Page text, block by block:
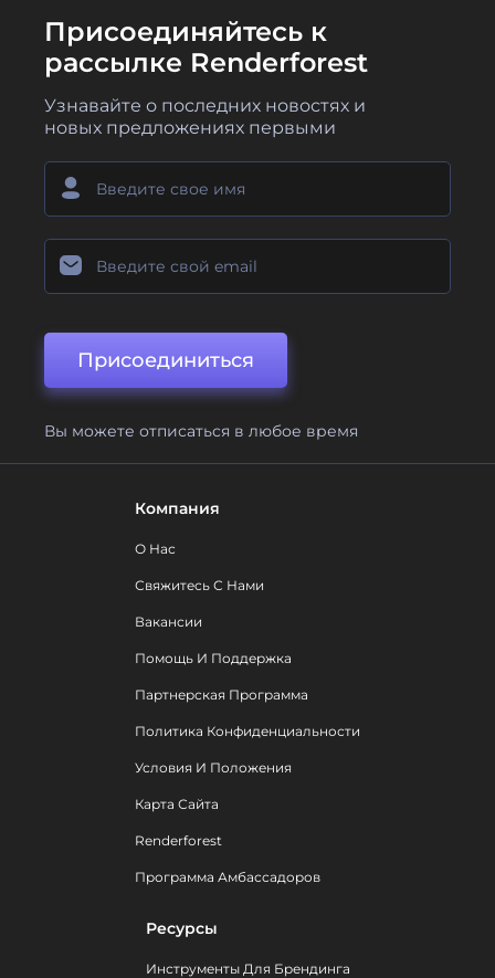
Присоединяйтесь к
рассылке Renderforest
Узнавайте о последних новостях и
новых предложениях первыми
Присоединиться
Вы можете отписаться в любое время
Компания
О Нас
Свяжитесь С Нами
Вакансии
Помощь И Поддержка
Партнерская Программа
Политика Конфиденциальности
Условия И Положения
Карта Сайта
Renderforest
Программа Амбассадоров
Ресурсы
Инструменты Для Брендинга